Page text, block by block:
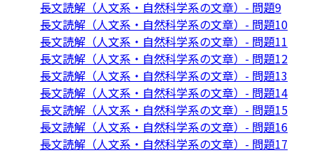
長文読解（人文系・自然科学系の文章）- 問題9
長文読解（人文系・自然科学系の文章）- 問題10
長文読解（人文系・自然科学系の文章）- 問題11
長文読解（人文系・自然科学系の文章）- 問題12
長文読解（人文系・自然科学系の文章）- 問題13
長文読解（人文系・自然科学系の文章）- 問題14
長文読解（人文系・自然科学系の文章）- 問題15
長文読解（人文系・自然科学系の文章）- 問題16
長文読解（人文系・自然科学系の文章）- 問題17